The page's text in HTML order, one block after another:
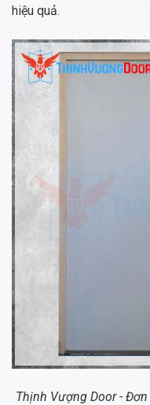
hiệu quả.
Thịnh Vượng Door -